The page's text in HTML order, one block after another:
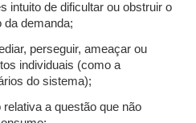
intuito de dificultar ou obstruir o
da demanda;
perseguir, ameaçar ou
individuais (como a
do sistema);
a questão que não